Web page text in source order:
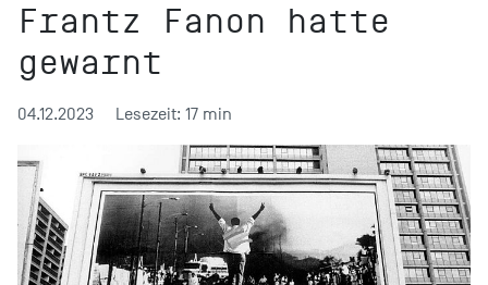
Frantz Fanon hatte
gewarnt
04.12.2023 Lesezeit: 17 min